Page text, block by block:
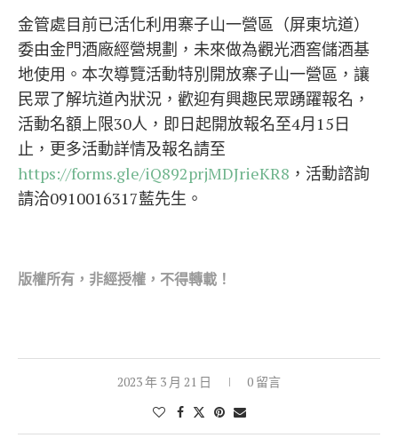
金管處目前已活化利用寨子山一營區（屏東坑道）
委由金門酒廠經營規劃，未來做為觀光酒窖儲酒基
地使用。本次導覽活動特別開放寨子山一營區，讓
民眾了解坑道內狀況，歡迎有興趣民眾踴躍報名，
活動名額上限30人，即日起開放報名至4月15日
止，更多活動詳情及報名請至
https://forms.gle/iQ892prjMDJrieKR8 ，活動諮詢
請洽0910016317藍先生。
版權所有，非經授權，不得轉載！
2023 年 3 月 21 日 0 留言